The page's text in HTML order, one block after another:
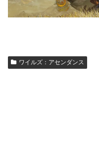
ワイルズ：アセンダンス